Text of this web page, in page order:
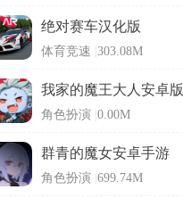
绝对赛车汉化版
体育竞速 303.08M
我家的魔王大人安卓版
角色扮演 0.00M
群青的魔女安卓手游
角色扮演 699.74M